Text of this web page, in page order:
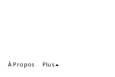
À Propos Plus